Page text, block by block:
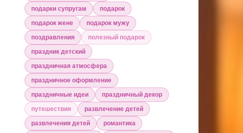
подарки супругам
подарок
подарок жене
подарок мужу
поздравления
полезный подарок
праздник детский
праздничная атмосфера
праздничное оформление
праздничные идеи
праздничный декор
путешествия
развлечение детей
развлечения детей
романтика